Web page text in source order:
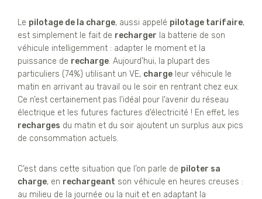
Le pilotage de la charge, aussi appelé pilotage tarifaire,
est simplement le fait de recharger la batterie de son
véhicule intelligemment : adapter le moment et la
puissance de recharge. Aujourd’hui, la plupart des
particuliers (74%) utilisant un VE, charge leur véhicule le
matin en arrivant au travail ou le soir en rentrant chez eux.
Ce n’est certainement pas l’idéal pour l’avenir du réseau
électrique et les futures factures d’électricité ! En effet, les
recharges du matin et du soir ajoutent un surplus aux pics
de consommation actuels.
C’est dans cette situation que l’on parle de piloter sa
charge, en rechargeant son véhicule en heures creuses :
au milieu de la journée ou la nuit et en adaptant la